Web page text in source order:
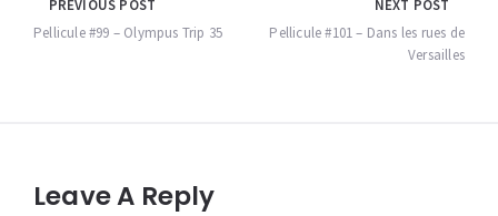
Navigation
de
PREVIOUS POST
Pellicule #99 – Olympus Trip 35
NEXT POST
Pellicule #101 – Dans les rues de
Versailles
Leave A Reply